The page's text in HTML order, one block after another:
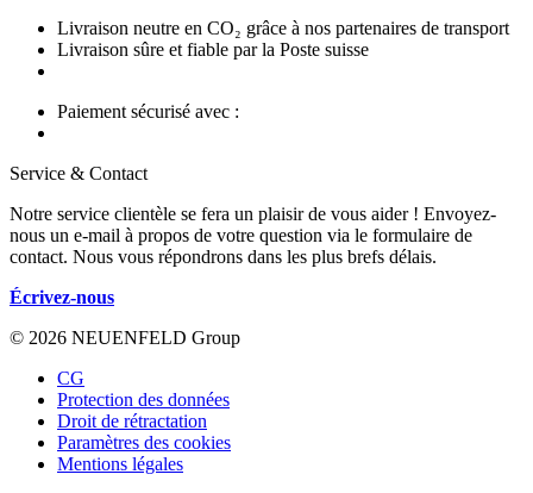
Livraison neutre en CO₂ grâce à nos partenaires de transport
Livraison sûre et fiable par la Poste suisse
Paiement sécurisé avec :
Service & Contact
Notre service clientèle se fera un plaisir de vous aider ! Envoyez-
nous un e-mail à propos de votre question via le formulaire de
contact. Nous vous répondrons dans les plus brefs délais.
Écrivez-nous
© 2026 NEUENFELD Group
CG
Protection des données
Droit de rétractation
Paramètres des cookies
Mentions légales